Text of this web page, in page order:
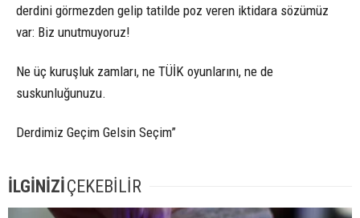
derdini görmezden gelip tatilde poz veren iktidara sözümüz
var: Biz unutmuyoruz!
Ne üç kuruşluk zamları, ne TÜİK oyunlarını, ne de
suskunluğunuzu.
Derdimiz Geçim Gelsin Seçim”
İLGİNİZİÇEKEBİLİR